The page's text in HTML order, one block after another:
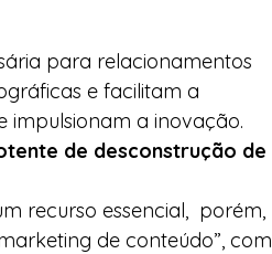
para relacionamentos
e facilitam a
impulsionam a inovação.
de desconstrução de
recurso essencial,  porém,
de conteúdo”, com